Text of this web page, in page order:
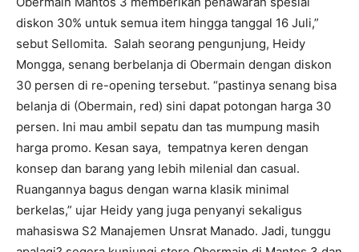
diskon 30% untuk semua item hingga tanggal 16 Juli,”
sebut Sellomita. Salah seorang pengunjung, Heidy
Mongga, senang berbelanja di Obermain dengan diskon
30 persen di re-opening tersebut. “pastinya senang bisa
belanja di (Obermain, red) sini dapat potongan harga 30
persen. Ini mau ambil sepatu dan tas mumpung masih
harga promo. Kesan saya, tempatnya keren dengan
konsep dan barang yang lebih milenial dan casual.
Ruangannya bagus dengan warna klasik minimal
berkelas,” ujar Heidy yang juga penyanyi sekaligus
mahasiswa S2 Manajemen Unsrat Manado. Jadi, tunggu